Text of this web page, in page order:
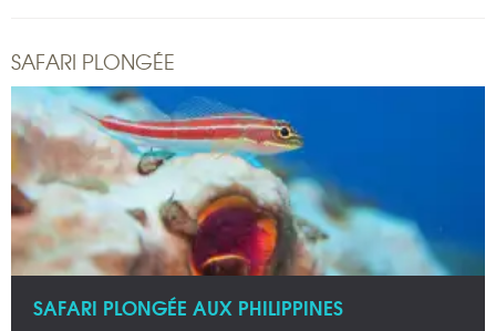
SAFARI PLONGÉE
SAFARI PLONGÉE AUX PHILIPPINES